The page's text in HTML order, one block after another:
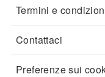
Termini e
Contattaci
Preferenze sui